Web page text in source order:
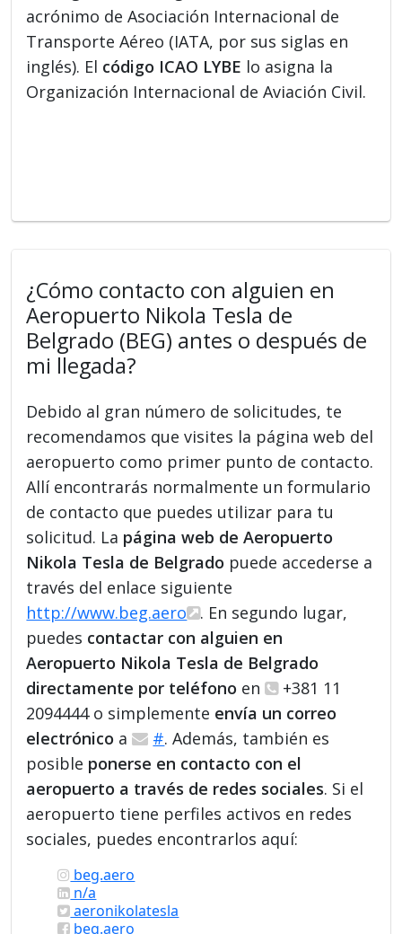
acrónimo de Asociación Internacional de
Transporte Aéreo (IATA, por sus siglas en
inglés). El código ICAO LYBE lo asigna la
Organización Internacional de Aviación Civil.
¿Cómo contacto con alguien en
Aeropuerto Nikola Tesla de
Belgrado (BEG) antes o después de
mi llegada?
Debido al gran número de solicitudes, te
recomendamos que visites la página web del
aeropuerto como primer punto de contacto.
Allí encontrarás normalmente un formulario
de contacto que puedes utilizar para tu
solicitud. La página web de Aeropuerto
Nikola Tesla de Belgrado puede accederse a
través del enlace siguiente
http://www.beg.aero
. En segundo lugar,
puedes contactar con alguien en
Aeropuerto Nikola Tesla de Belgrado
directamente por teléfono en
+381 11
2094444 o simplemente envía un correo
electrónico a #. Además, también es
posible ponerse en contacto con el
aeropuerto a través de redes sociales. Si el
aeropuerto tiene perfiles activos en redes
sociales, puedes encontrarlos aquí:
beg.aero
n/a
aeronikolatesla
beg.aero